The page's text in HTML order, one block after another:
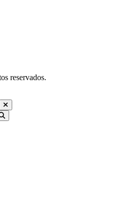
reservados.